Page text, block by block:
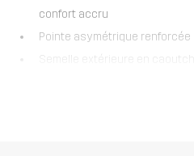
confort accru
Pointe asymétrique renforcée
Semelle extérieure en